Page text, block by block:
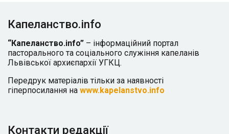
Капеланство.info
“Капеланство.info” – інформаційний портал
пасторального та соціального служіння капеланів
Львівської архиєпархії УГКЦ.
Передрук матеріалів тільки за наявності
гіперпосилання на www.kapelanstvo.info
Контакти редакції